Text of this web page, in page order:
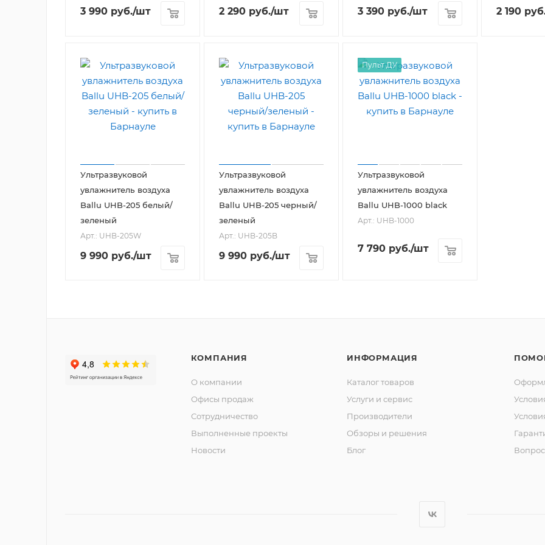
3 990 руб./шт 2 290 руб./шт 3 390 руб./шт 2 190
Ультразвуковой
увлажнитель воздуха
Ballu UHB-205 белый/
зеленый
Арт.: UHB-205W
9 990 руб./шт
Ультразвуковой
увлажнитель воздуха
Ballu UHB-205 черный/
зеленый
Арт.: UHB-205B
9 990 руб./шт
Пульт ДУ
Ультразвуковой
увлажнитель воздуха
Ballu UHB-1000 black
Арт.: UHB-1000
7 790 руб./шт
КОМПАНИЯ
О компании
Офисы продаж
Сотрудничество
Выполненные проекты
Новости
ИНФОРМАЦИЯ
Каталог товаров
Услуги и сервис
Производители
Обзоры и решения
Блог